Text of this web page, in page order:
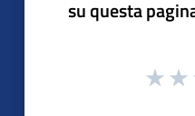
su questa